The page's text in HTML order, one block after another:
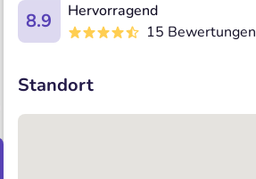
8.9
Hervorragend
15 Bewertungen
Standort